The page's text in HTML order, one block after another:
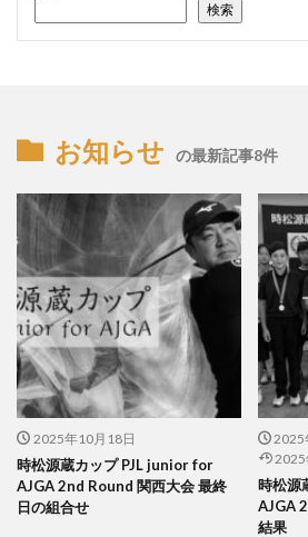
検索
お知らせ の最新記事8件
2025年10月18日
時松源蔵カップ PJL junior for
AJGA 2nd Round 関西大会 最終
日の組合せ
2025
時松源
AJGA
結果